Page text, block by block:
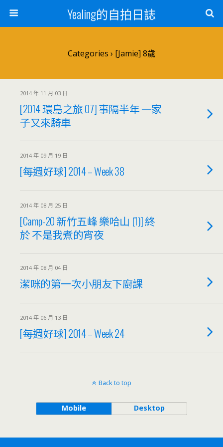
Yealing的自拍日誌
Categories › [Jamie] 8歲
2014 年 11 月 03 日
[2014 環島之旅 07] 事隔半年 一家
子又來騎車
2014 年 09 月 19 日
[每週好球] 2014 – Week 38
2014 年 08 月 25 日
[Camp-20 新竹五峰 樂哈山 (1)] 終
於 不是我煮的宵夜
2014 年 08 月 04 日
潔咪的第一次小朋友下廚課
2014 年 06 月 13 日
[每週好球] 2014 – Week 24
Back to top
Mobile Desktop